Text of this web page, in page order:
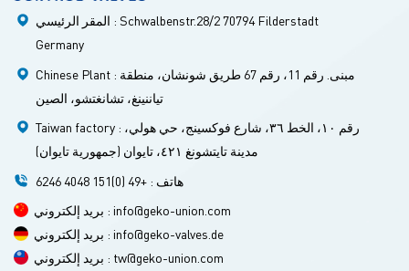
العمليات وتعمل بشكل جيد في
المقر الرئيسي : Schwalbenstr.28/2 70794 Filderstadt
Germany
Chinese Plant : مبنى. رقم 11، رقم 67 طريق شونشان، منطقة
تياننينغ، تشانغتشو، الصين
Taiwan factory : رقم ١٠، الخط ٣٦، شارع فوكسينج، حي هولي،
مدينة تايتشونغ ٤٢١، تايوان (جمهورية تايوان)
هاتف : +49 (0)151 4048 6246
بريد إلكتروني : info@geko-union.com
بريد إلكتروني : info@geko-valves.de
بريد إلكتروني : tw@geko-union.com